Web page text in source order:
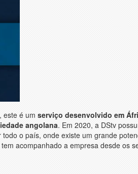
este é um serviço desenvolvido em
angolana. Em 2020, a DStv
o país, onde existe um grande
acompanhado a empresa desde os